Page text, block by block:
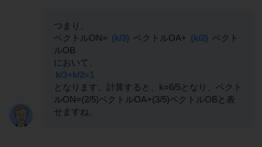
つまり、
ベクトルON= (k/3) ベクトルOA+ (k/2) ベクト
ルOB
において、
k/3+k/2=1
となります。計算すると、k=6/5となり、ベクト
ルON=(2/5)ベクトルOA+(3/5)ベクトルOBと表
せますね。